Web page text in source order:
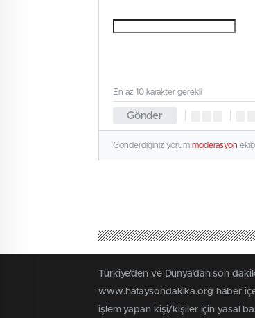
Gönder
En az 10 karakter gerekli
Gönderdiğiniz yorum moderasyon
Türkiye'den ve Dünya’dan son
www.hataysondakika.org haber
işlem yapan kişi/kişiler için yasal